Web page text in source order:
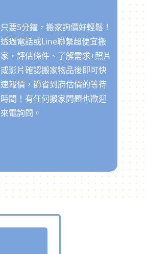
只要5分鐘，搬家詢價好輕鬆！
透過電話或Line聯繫超便宜搬
家，評估條件、了解需求+照片
或影片確認搬家物品後即可快
速報價，節省到府估價的等待
時間！有任何搬家問題也歡迎
來電詢問。